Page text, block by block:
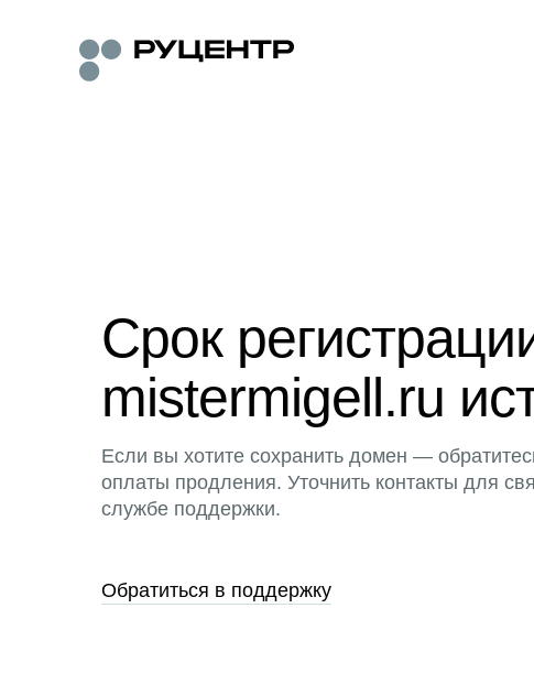
Срок
mistermigell.ru
Если вы хотите сохранить домен —
оплаты продления. Уточнить контакты для
службе поддержки.
Обратиться в поддержку